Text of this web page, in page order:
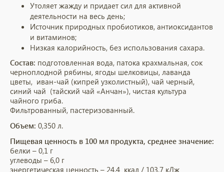
Утоляет жажду и придает сил для активной
деятельности на весь день;
Источник природных пробиотиков, антиоксидантов
и витаминов;
Низкая калорийность, без использования сахара.
Состав: подготовленная вода, патока крахмальная, сок
черноплодной рябины, ягоды шелковицы, лаванда
цветы, иван-чай (кипрей узколистный), чай черный,
синий чай (тайский чай «Анчан»), чистая культура
чайного гриба.
Фильтрованный, пастеризованный.
Объем: 0,350 л.
Пищевая ценность в 100 мл продукта, среднее значение:
белки – 0,1 г
углеводы – 6,0 г
энергетическая ценность – 24,4 ккал / 103,7 кДж